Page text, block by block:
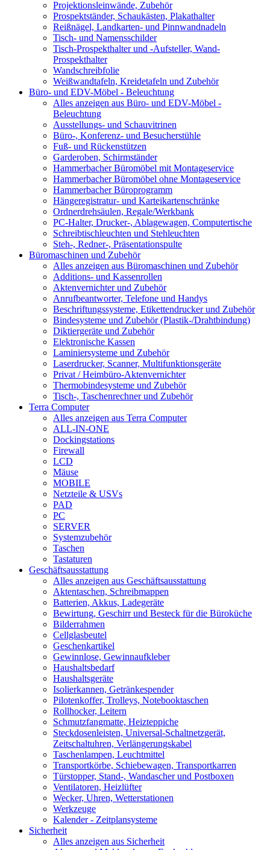
Projektionsleinwände, Zubehör
Prospektständer, Schaukästen, Plakathalter
Reißnägel, Landkarten- und Pinnwandnadeln
Tisch- und Namensschilder
Tisch-Prospekthalter und -Aufsteller, Wand-
Prospekthalter
Wandschreibfolie
Weißwandtafeln, Kreidetafeln und Zubehör
Büro- und EDV-Möbel - Beleuchtung
Alles anzeigen aus Büro- und EDV-Möbel -
Beleuchtung
Ausstellungs- und Schauvitrinen
Büro-, Konferenz- und Besucherstühle
Fuß- und Rückenstützen
Garderoben, Schirmständer
Hammerbacher Büromöbel mit Montageservice
Hammerbacher Büromöbel ohne Montageservice
Hammerbacher Büroprogramm
Hängeregistratur- und Karteikartenschränke
Ordnerdrehsäulen, Regale/Werkbank
PC-Halter, Drucker-, Ablagewagen, Computertische
Schreibtischleuchten und Stehleuchten
Steh-, Redner-, Präsentationspulte
Büromaschinen und Zubehör
Alles anzeigen aus Büromaschinen und Zubehör
Additions- und Kassenrollen
Aktenvernichter und Zubehör
Anrufbeantworter, Telefone und Handys
Beschriftungssysteme, Etikettendrucker und Zubehör
Bindesysteme und Zubehör (Plastik-/Drahtbindung)
Diktiergeräte und Zubehör
Elektronische Kassen
Laminiersysteme und Zubehör
Laserdrucker, Scanner, Multifunktionsgeräte
Privat / Heimbüro-Aktenvernichter
Thermobindesysteme und Zubehör
Tisch-, Taschenrechner und Zubehör
Terra Computer
Alles anzeigen aus Terra Computer
ALL-IN-ONE
Dockingstations
Firewall
LCD
Mäuse
MOBILE
Netzteile & USVs
PAD
PC
SERVER
Systemzubehör
Taschen
Tastaturen
Geschäftsausstattung
Alles anzeigen aus Geschäftsausstattung
Aktentaschen, Schreibmappen
Batterien, Akkus, Ladegeräte
Bewirtung, Geschirr und Besteck für die Büroküche
Bilderrahmen
Cellglasbeutel
Geschenkartikel
Gewinnlose, Gewinnaufkleber
Haushaltsbedarf
Haushaltsgeräte
Isolierkannen, Getränkespender
Pilotenkoffer, Trolleys, Notebooktaschen
Rollhocker, Leitern
Schmutzfangmatte, Heizteppiche
Steckdosenleisten, Universal-Schaltnetzgerät,
Zeitschaltuhren, Verlängerungskabel
Taschenlampen, Leuchtmittel
Transportkörbe, Schiebewagen, Transportkarren
Türstopper, Stand-, Wandascher und Postboxen
Ventilatoren, Heizlüfter
Wecker, Uhren, Wetterstationen
Werkzeuge
Kalender - Zeitplansysteme
Sicherheit
Alles anzeigen aus Sicherheit